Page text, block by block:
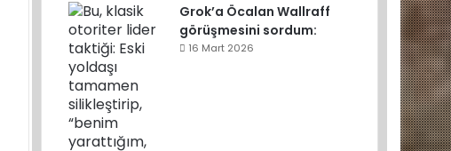
Grok’a Öcalan Wallraff
görüşmesini sordum:
16 Mart 2026